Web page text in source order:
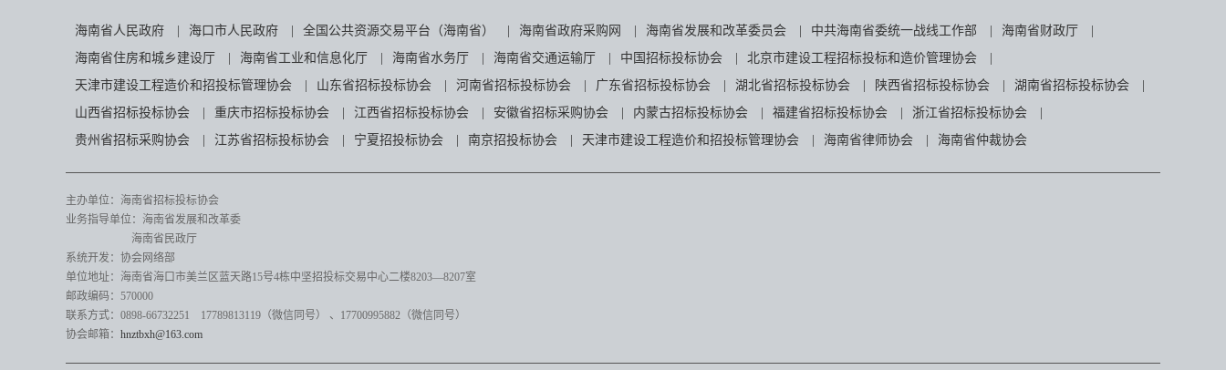
海南省人民政府 海口市人民政府 全国公共资源交易平台（海南省） 海南省政府采购网 海南省发展和改革委员会 中共海南省委统一战线工作部 海南省财政厅
海南省住房和城乡建设厅
海南省工业和信息化厅 海南省水务厅 海南省交通运输厅 中国招标投标协会 北京市建设工程招标投标和造价管理协会
天津市建设工程造价和招投标管理协会
山东省招标投标协会 河南省招标投标协会 广东省招标投标协会 湖北省招标投标协会 陕西省招标投标协会 湖南省招标投标协会
山西省招标投标协会
重庆市招标投标协会 江西省招标投标协会 安徽省招标采购协会 内蒙古招标投标协会 福建省招标投标协会 浙江省招标投标协会
贵州省招标采购协会
江苏省招标投标协会 宁夏招投标协会 南京招投标协会 天津市建设工程造价和招投标管理协会 海南省律师协会 海南省仲裁协会
主办单位：海南省招标投标协会
业务指导单位：海南省发展和改革委
海南省民政厅
系统开发：协会网络部
单位地址：海南省海口市美兰区蓝天路15号4栋中坚招投标交易中心二楼8203—8207室
邮政编码：570000
联系方式：0898-66732251 17789813119（微信同号）
、17700995882 （微信同号）
协会邮箱： hnztbxh@163.com